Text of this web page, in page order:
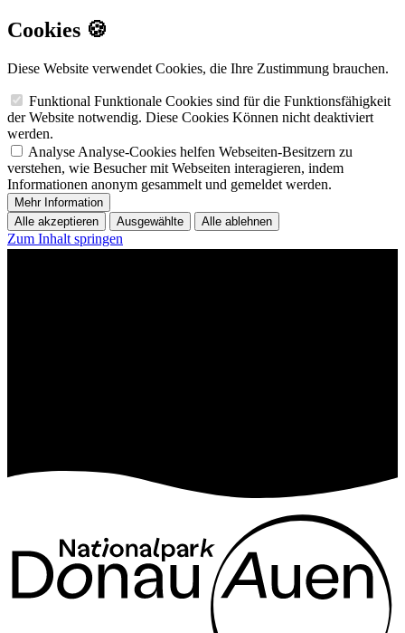
Cookies 🍪
Diese Website verwendet Cookies, die Ihre Zustimmung brauchen.
Funktional Funktionale Cookies sind für die Funktionsfähigkeit
der Website notwendig. Diese Cookies Können nicht deaktiviert
werden.
Analyse Analyse-Cookies helfen Webseiten-Besitzern zu
verstehen, wie Besucher mit Webseiten interagieren, indem
Informationen anonym gesammelt und gemeldet werden.
Mehr Information
Alle akzeptieren
Ausgewählte Alle ablehnen
Zum Inhalt springen